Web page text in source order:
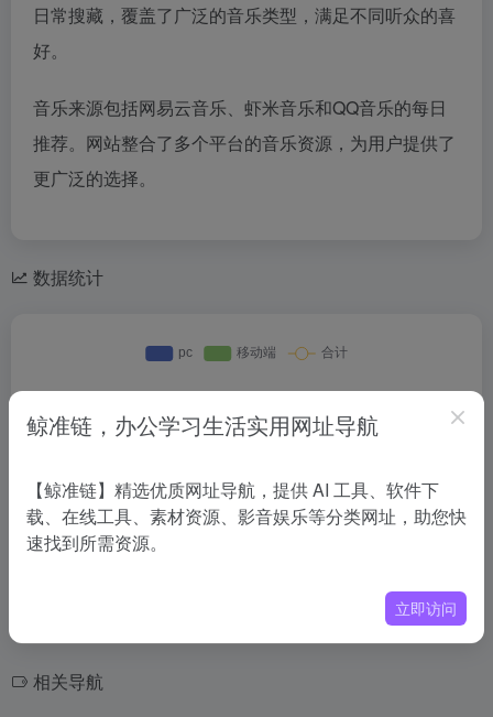
日常搜藏，覆盖了广泛的音乐类型，满足不同听众的喜
好。
音乐来源包括网易云音乐、虾米音乐和QQ音乐的每日
推荐。网站整合了多个平台的音乐资源，为用户提供了
更广泛的选择。
数据统计
相关导航
鲸准链，办公学习生活实用网址导航
【鲸准链】精选优质网址导航，提供 AI 工具、软件下
载、在线工具、素材资源、影音娱乐等分类网址，助您快
速找到所需资源。
立即访问